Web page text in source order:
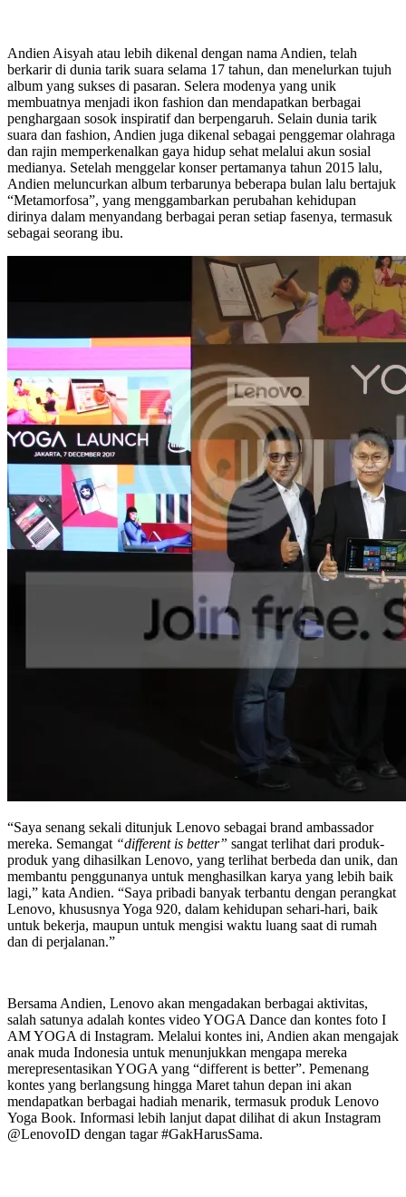
Andien Aisyah atau lebih dikenal dengan nama Andien, telah
berkarir di dunia tarik suara selama 17 tahun, dan menelurkan tujuh
album yang sukses di pasaran. Selera modenya yang unik
membuatnya menjadi ikon fashion dan mendapatkan berbagai
penghargaan sosok inspiratif dan berpengaruh. Selain dunia tarik
suara dan fashion, Andien juga dikenal sebagai penggemar olahraga
dan rajin memperkenalkan gaya hidup sehat melalui akun sosial
medianya. Setelah menggelar konser pertamanya tahun 2015 lalu,
Andien meluncurkan album terbarunya beberapa bulan lalu bertajuk
“Metamorfosa”, yang menggambarkan perubahan kehidupan
dirinya dalam menyandang berbagai peran setiap fasenya, termasuk
sebagai seorang ibu.
“Saya senang sekali ditunjuk Lenovo sebagai brand ambassador
mereka. Semangat “different is better” sangat terlihat dari produk-
produk yang dihasilkan Lenovo, yang terlihat berbeda dan unik, dan
membantu penggunanya untuk menghasilkan karya yang lebih baik
lagi,” kata Andien. “Saya pribadi banyak terbantu dengan perangkat
Lenovo, khususnya Yoga 920, dalam kehidupan sehari-hari, baik
untuk bekerja, maupun untuk mengisi waktu luang saat di rumah
dan di perjalanan.”
Bersama Andien, Lenovo akan mengadakan berbagai aktivitas,
salah satunya adalah kontes video YOGA Dance dan kontes foto I
AM YOGA di Instagram. Melalui kontes ini, Andien akan mengajak
anak muda Indonesia untuk menunjukkan mengapa mereka
merepresentasikan YOGA yang “different is better”. Pemenang
kontes yang berlangsung hingga Maret tahun depan ini akan
mendapatkan berbagai hadiah menarik, termasuk produk Lenovo
Yoga Book. Informasi lebih lanjut dapat dilihat di akun Instagram
@LenovoID dengan tagar #GakHarusSama.